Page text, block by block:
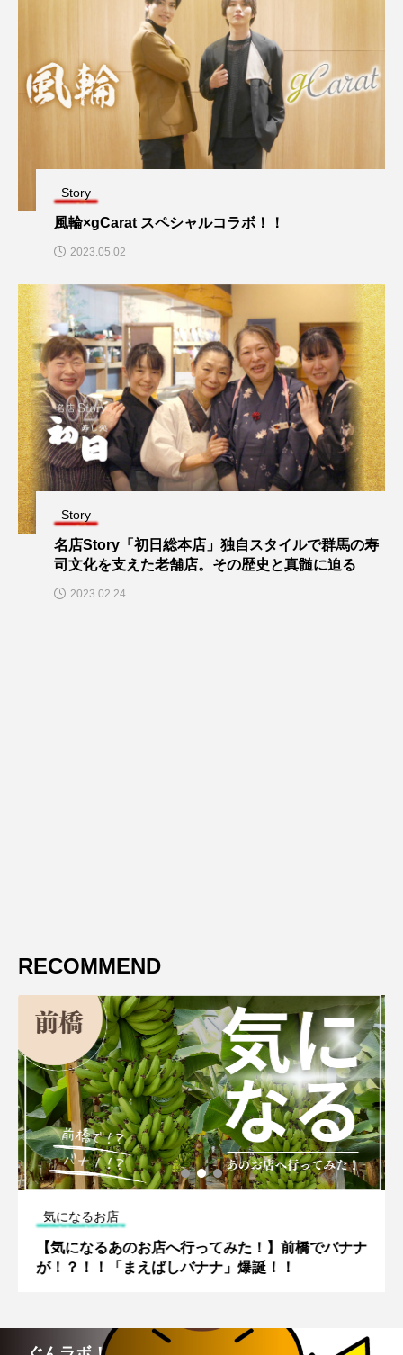
Story
風輪×gCarat スペシャルコラボ！！
2023.05.02
Story
名店Story「初日総本店」独自スタイルで群馬の寿
司文化を支えた老舗店。その歴史と真髄に迫る
2023.02.24
RECOMMEND
気になるお店
【気になるあのお店へ行ってみた！】前橋でバナナ
が！？！！「まえばしバナナ」爆誕！！